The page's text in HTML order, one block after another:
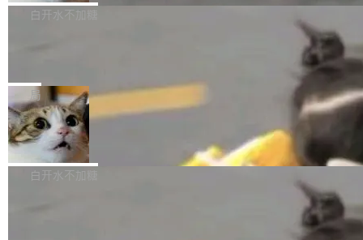
部搭载骁龙8 Elite Gen5 for Galaxy，它们本该
mits」——软件是在 commit 之间写出来的。git
是把这段空隙补上。 回退到任何一次编辑：Delt
aDB 捕获 commit 之间的每一次操作，...
析）披露的最新分析与第二季度业绩报告，Spac
微软同期总资本开支的四成。 与亚马逊、Alpha
bet、微软以及 Meta 等传统科技巨头相比，Spa
ceXAI的资金消耗速度尤为引人瞩目。然而，支
撑庞大支出的资金来源却呈现出截然不同的面
貌。数据显示，微软和 Meta 主要依托充沛的经
白开水不加糖
一个在终端里运行的编程 agent；Muse Spark
1.2，驱动这个 agent 的新模型。一句话概括：
你可以用 curl -fsSL https://dev.meta.ai/install.
sh | bash 安装一个能在大项目里自动规划、写
代码、验证结果的 AI 终端工具。 据介绍，Muse
局
美团开源 LoHoSearch，用知识图谱校
准 AI 能力认知
机器出题的前提，是让机器拥有全局视野。整个
构建流程可以分为四个环节：建图 → 控制难度
白开水不加糖